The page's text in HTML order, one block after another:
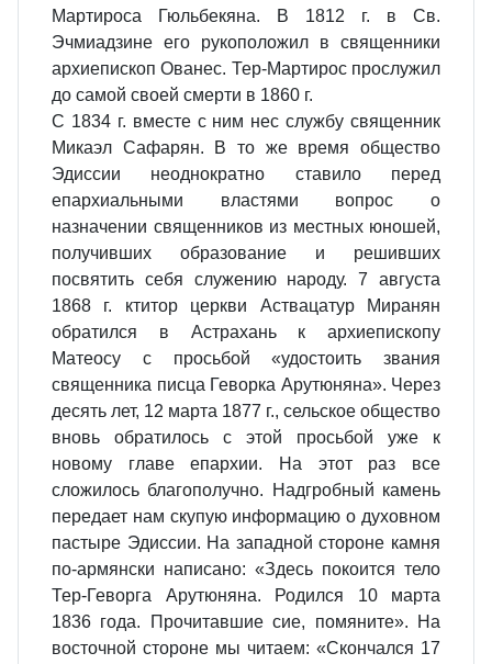
Мартироса Гюльбекяна. В 1812 г. в Св.
Эчмиадзине его рукоположил в священники
архиепископ Ованес. Тер-Мартирос прослужил
до самой своей смерти в 1860 г.
С 1834 г. вместе с ним нес службу священник
Микаэл Сафарян. В то же время общество
Эдиссии неоднократно ставило перед
епархиальными властями вопрос о
назначении священников из местных юношей,
получивших образование и решивших
посвятить себя служению народу. 7 августа
1868 г. ктитор церкви Аствацатур Миранян
обратился в Астрахань к архиепископу
Матеосу с просьбой «удостоить звания
священника писца Геворка Арутюняна». Через
десять лет, 12 марта 1877 г., сельское общество
вновь обратилось с этой просьбой уже к
новому главе епархии. На этот раз все
сложилось благополучно. Надгробный камень
передает нам скупую информацию о духовном
пастыре Эдиссии. На западной стороне камня
по-армянски написано: «Здесь покоится тело
Тер-Геворга Арутюняна. Родился 10 марта
1836 года. Прочитавшие сие, помяните». На
восточной стороне мы читаем: «Скончался 17